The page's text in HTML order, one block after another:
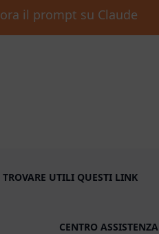
il prompt su Claude
TROVARE UTILI QUESTI LINK
CENTRO ASSISTENZA